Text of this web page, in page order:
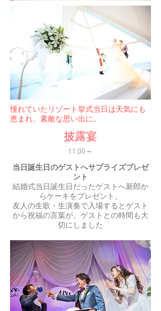
​憧れていたリゾート挙式当日は天気にも
恵まれ、素敵な思い出に。
披露宴
11:00～
当日誕生日のゲストへサプライズプレゼ
ント
結婚式当日誕生日だったゲストへ新郎か
らケーキをプレゼント。​
​友人の生歌・生演奏で入場するとゲスト
から祝福の言葉が。ゲストとの時間も大
切にしました